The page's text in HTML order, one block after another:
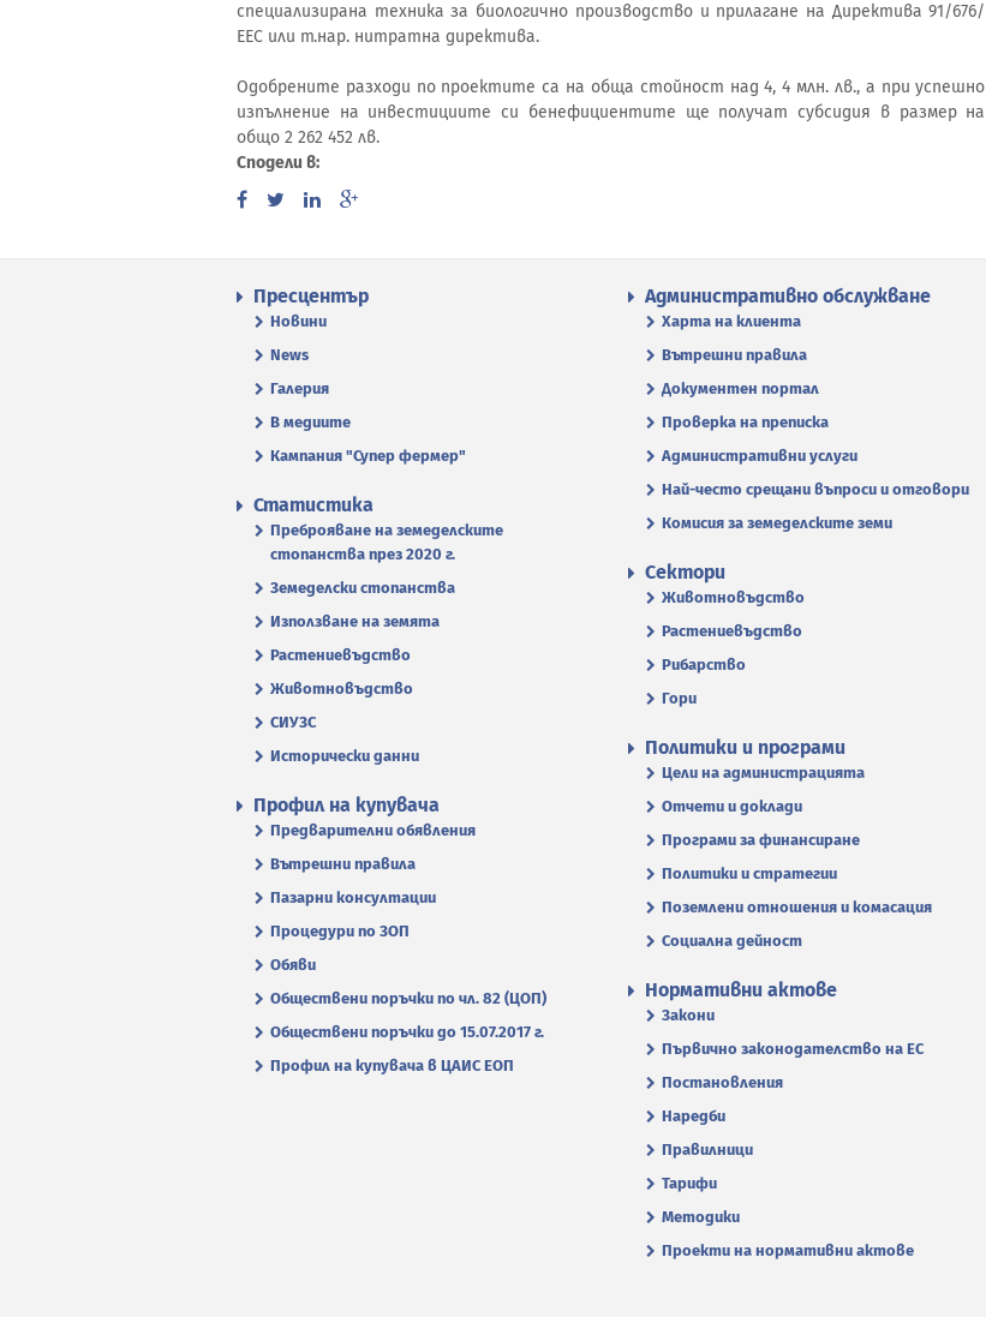
специализирана техника за биологично производство и прилагане на Директива 91/676/
ЕЕС или т.нар. нитратна директива.
Одобрените разходи по проектите са на обща стойност над 4, 4 млн. лв., а при успешно
изпълнение на инвестициите си бенефициентите ще получат субсидия в размер на
общо 2 262 452 лв.
Сподели в:
Пресцентър
Новини
News
Галерия
В медиите
Кампания "Супер фермер"
Административно обслужване
Харта на клиента
Вътрешни правила
Документен портал
Проверка на преписка
Административни услуги
Най-често срещани въпроси и отговори
Комисия за земеделските земи
Статистика
Преброяване на земеделските
стопанства през 2020 г.
Земеделски стопанства
Използване на земята
Растениевъдство
Животновъдство
СИУЗС
Исторически данни
Сектори
Животновъдство
Растениевъдство
Рибарство
Гори
Политики и програми
Цели на администрацията
Отчети и доклади
Програми за финансиране
Политики и стратегии
Поземлени отношения и комасация
Социална дейност
Профил на купувача
Предварителни обявления
Вътрешни правила
Пазарни консултации
Процедури по ЗОП
Обяви
Обществени поръчки по чл. 82 (ЦОП)
Обществени поръчки до 15.07.2017 г.
Профил на купувача в ЦАИС ЕОП
Нормативни актове
Закони
Първично законодателство на ЕС
Постановления
Наредби
Правилници
Тарифи
Методики
Проекти на нормативни актове